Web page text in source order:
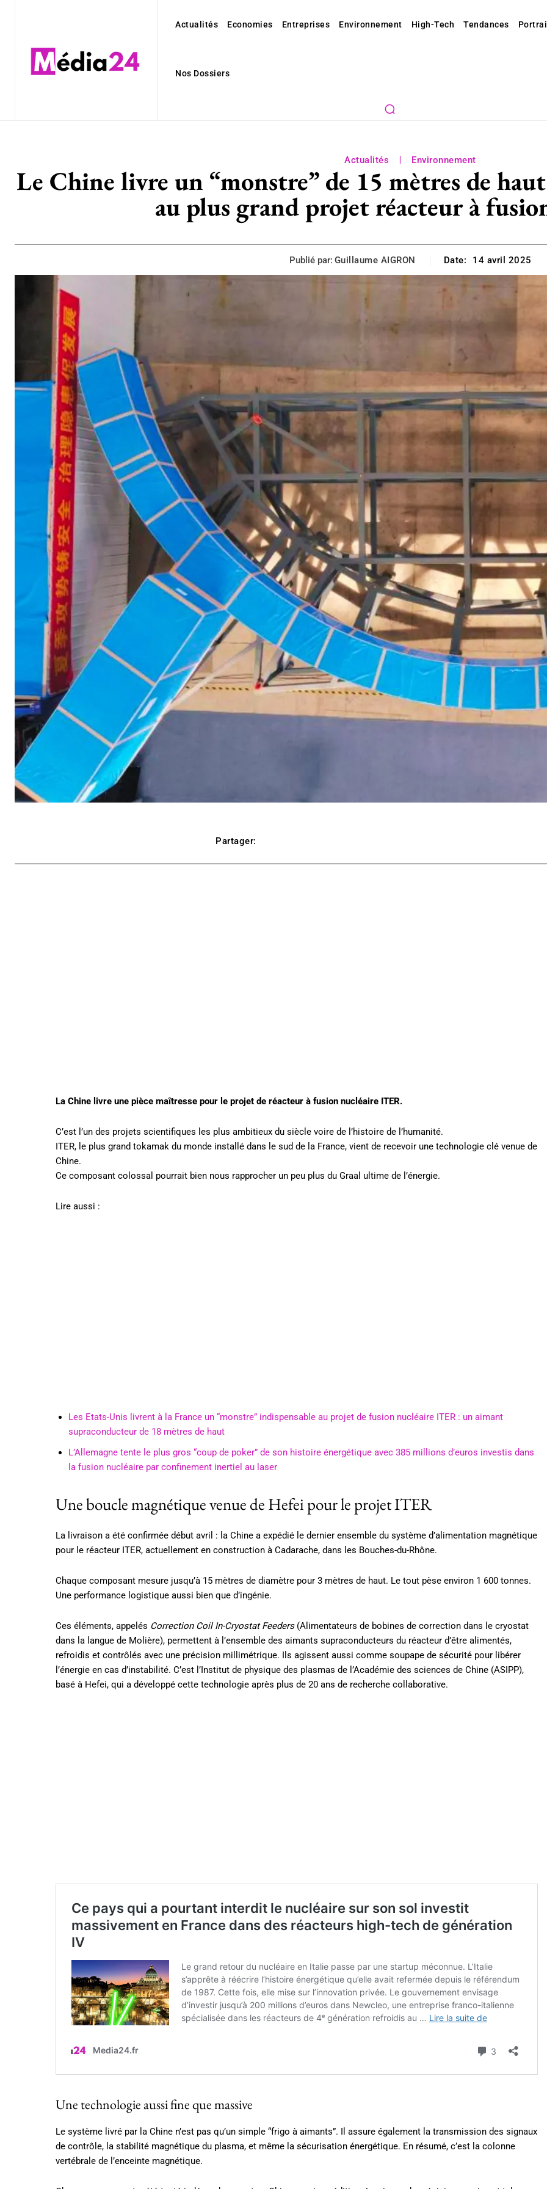
Actualités Economies Entreprises Environnement High-Tech Tendances
Nos Dossiers
Actualités Environnement
Le Chine livre un “monstre” de 15 mètres de
au plus grand projet réacteur à
Publié par: Guillaume AIGRON Date: 14 avril 2025
Partager:
La Chine livre une pièce maîtresse pour le projet de réacteur à fusion nucléaire ITER.
C’est l’un des projets scientifiques les plus ambitieux du siècle voire de l’histoire de l’humanité.
ITER, le plus grand tokamak du monde installé dans le sud de la France, vient de recevoir une technologie clé venue de
Chine.
Ce composant colossal pourrait bien nous rapprocher un peu plus du Graal ultime de l’énergie.
Lire aussi :
Les Etats-Unis livrent à la France un “monstre” indispensable au projet de fusion nucléaire ITER : un aimant
supraconducteur de 18 mètres de haut
L’Allemagne tente le plus gros “coup de poker” de son histoire énergétique avec 385 millions d’euros investis dans
la fusion nucléaire par confinement inertiel au laser
Une boucle magnétique venue de Hefei pour le projet ITER
La livraison a été confirmée début avril : la Chine a expédié le dernier ensemble du système d’alimentation magnétique
pour le réacteur ITER, actuellement en construction à Cadarache, dans les Bouches-du-Rhône.
Chaque composant mesure jusqu’à 15 mètres de diamètre pour 3 mètres de haut. Le tout pèse environ 1 600 tonnes.
Une performance logistique aussi bien que d’ingénie.
Ces éléments, appelés Correction Coil In-Cryostat Feeders (Alimentateurs de bobines de correction dans le cryostat
dans la langue de Molière), permettent à l’ensemble des aimants supraconducteurs du réacteur d’être alimentés,
refroidis et contrôlés avec une précision millimétrique. Ils agissent aussi comme soupape de sécurité pour libérer
l’énergie en cas d’instabilité. C’est l’Institut de physique des plasmas de l’Académie des sciences de Chine (ASIPP),
basé à Hefei, qui a développé cette technologie après plus de 20 ans de recherche collaborative.
Une technologie aussi fine que massive
Le système livré par la Chine n’est pas qu’un simple “frigo à aimants”. Il assure également la transmission des signaux
de contrôle, la stabilité magnétique du plasma, et même la sécurisation énergétique. En résumé, c’est la colonne
vertébrale de l’enceinte magnétique.